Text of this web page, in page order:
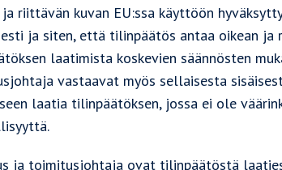
ja riittävän kuvan EU:ssa käyttöön
ja siten, että tilinpäätös antaa oikean ja
laatimista koskevien säännösten
vastaavat myös sellaisesta
laatia tilinpäätöksen, jossa ei ole
ja toimitusjohtaja ovat tilinpäätöstä